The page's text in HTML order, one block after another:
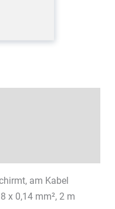
am Kabel
x 0,14 mm², 2 m